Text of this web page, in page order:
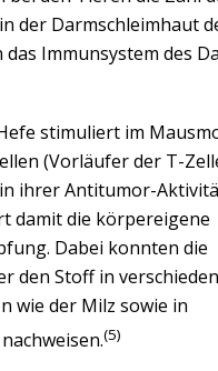
der Darmschleimhaut
das Immunsystem des
stimuliert im
(Vorläufer der T-
ihrer Antitumor-
damit die körpereigene
Dabei konnten die
den Stoff in
wie der Milz sowie in
(5)